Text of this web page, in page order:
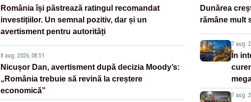
România își păstrează ratingul recomandat
investițiilor. Un semnal pozitiv, dar și un
avertisment pentru autorități
8 aug. 2026, 08:51
Nicușor Dan, avertisment după decizia Moody’s:
„România trebuie să revină la creștere
economică”
Dunărea
rămâne mult
7 aug.
În
7 aug.